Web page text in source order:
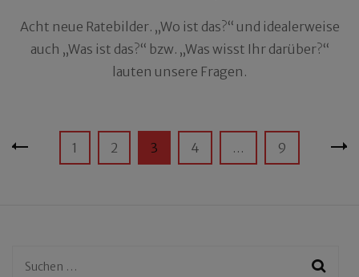
Acht neue Ratebilder. „Wo ist das?“ und idealerweise
auch „Was ist das?“ bzw. „Was wisst Ihr darüber?“
lauten unsere Fragen.
Seitennummerierung
Seite
1 Seite
2 Seite
3 Seite
4 … Seite
9
Suchen